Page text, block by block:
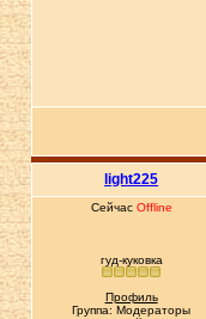
light225
Сейчас Offline
гуд-куковка
Профиль
Группа: Модераторы